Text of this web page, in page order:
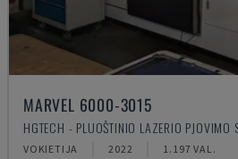
MARVEL 6000-3015
HGTECH - PLUOŠTINIO LAZERIO PJOVIMO
VOKIETIJA 2022 1.197 VAL.